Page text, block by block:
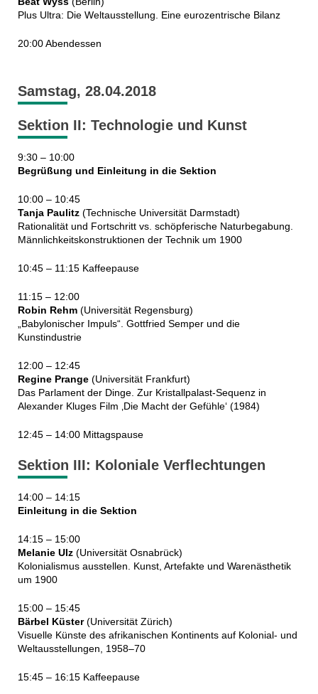
Plus Ultra: Die Weltausstellung. Eine eurozentrische Bilanz
20:00 Abendessen
Samstag, 28.04.2018
Sektion II: Technologie und Kunst
9:30 – 10:00
Begrüßung und Einleitung in die Sektion
10:00 – 10:45
Tanja Paulitz (Technische Universität Darmstadt)
Rationalität und Fortschritt vs. schöpferische Naturbegabung.
Männlichkeitskonstruktionen der Technik um 1900
10:45 – 11:15 Kaffeepause
11:15 – 12:00
Robin Rehm(Universität Regensburg)
„Babylonischer Impuls“. Gottfried Semper und die
Kunstindustrie
12:00 – 12:45
Regine Prange(Universität Frankfurt)
Das Parlament der Dinge. Zur Kristallpalast-Sequenz in
Alexander Kluges Film ‚Die Macht der Gefühle‘ (1984)
12:45 – 14:00 Mittagspause
Sektion III: Koloniale Verflechtungen
14:00 – 14:15
Einleitung in die Sektion
14:15 – 15:00
Melanie Ulz (Universität Osnabrück)
Kolonialismus ausstellen. Kunst, Artefakte und Warenästhetik
um 1900
15:00 – 15:45
Bärbel Küster(Universität Zürich)
Visuelle Künste des afrikanischen Kontinents auf Kolonial- und
Weltausstellungen, 1958–70
15:45 – 16:15 Kaffeepause